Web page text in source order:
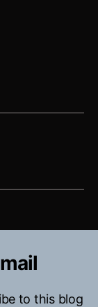
to this blog